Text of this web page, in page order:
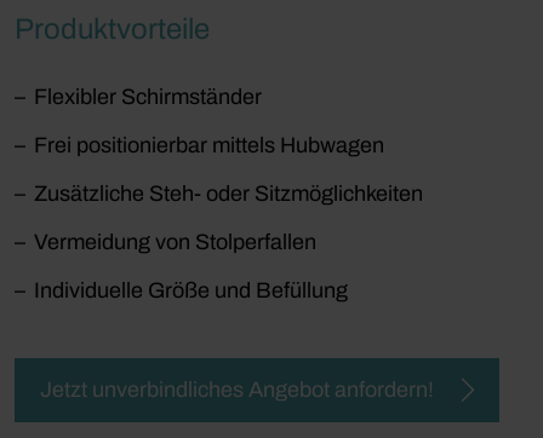
Produktvorteile
Flexibler Schirmständer
Frei positionierbar mittels Hubwagen
Zusätzliche Steh- oder Sitzmöglichkeiten
Vermeidung von Stolperfallen
Individuelle Größe und Befüllung
Jetzt unverbindliches Angebot anfordern!